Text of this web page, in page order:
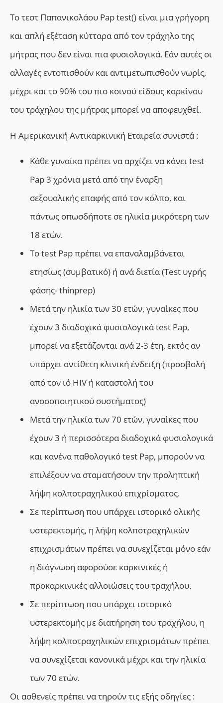
Το τεστ Παπανικολάου Pap test() είναι μια γρήγορη
και απλή εξέταση κύτταρα από τον τράχηλο της
μήτρας που δεν είναι πια φυσιολογικά. Εάν αυτές οι
αλλαγές εντοπισθούν και αντιμετωπισθούν νωρίς,
μέχρι και το 90% του πιο κοινού είδους καρκίνου
του τράχηλου της μήτρας μπορεί να αποφευχθεί.
Η Αμερικανική Αντικαρκινική Εταιρεία συνιστά :
Κάθε γυναίκα πρέπει να αρχίζει να κάνει test
Pap 3 χρόνια μετά από την έναρξη
σεξουαλικής επαφής από τον κόλπο, και
πάντως οπωσδήποτε σε ηλικία μικρότερη των
18 ετών.
Το test Pap πρέπει να επαναλαμβάνεται
ετησίως (συμβατικό) ή ανά διετία (Test υγρής
φάσης- thinprep)
Μετά την ηλικία των 30 ετών, γυναίκες που
έχουν 3 διαδοχικά φυσιολογικά test Pap,
μπορεί να εξετάζονται ανά 2-3 έτη, εκτός αν
υπάρχει αντίθετη κλινική ένδειξη (προσβολή
από τον ιό HIV ή καταστολή του
ανοσοποιητικού συστήματος)
Μετά την ηλικία των 70 ετών, γυναίκες που
έχουν 3 ή περισσότερα διαδοχικά φυσιολογικά
και κανένα παθολογικό test Pap, μπορούν να
επιλέξουν να σταματήσουν την προληπτική
λήψη κολποτραχηλικού επιχρίσματος.
Σε περίπτωση που υπάρχει ιστορικό ολικής
υστερεκτομής, η λήψη κολποτραχηλικών
επιχρισμάτων πρέπει να συνεχίζεται μόνο εάν
η διάγνωση αφορούσε καρκινικές ή
προκαρκινικές αλλοιώσεις του τραχήλου.
Σε περίπτωση που υπάρχει ιστορικό
υστερεκτομής με διατήρηση του τραχήλου, η
λήψη κολποτραχηλικών επιχρισμάτων πρέπει
να συνεχίζεται κανονικά μέχρι και την ηλικία
των 70 ετών.
Οι ασθενείς πρέπει να τηρούν τις εξής οδηγίες :